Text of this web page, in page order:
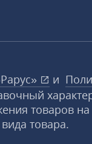
и
товаров
товара.